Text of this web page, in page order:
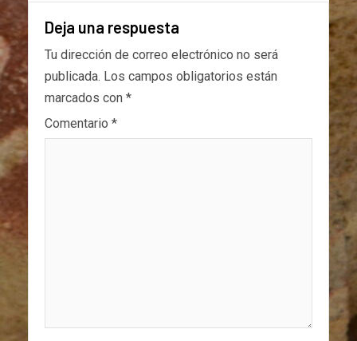
Deja una respuesta
Tu dirección de correo electrónico no será
publicada. Los campos obligatorios están
marcados con *
Comentario *